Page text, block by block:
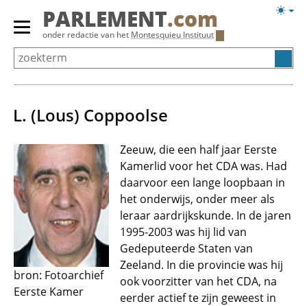
Overslaan
Primair
menu
tonen/verbergen
PARLEMENT.com
onder redactie van het Montesquieu Instituut
L. (Lous) Coppoolse
bron: Fotoarchief
Eerste Kamer
Zeeuw, die een half jaar Eerste
Kamerlid voor het CDA was. Had
daarvoor een lange loopbaan in
het onderwijs, onder meer als
leraar aardrijkskunde. In de jaren
1995-2003 was hij lid van
Gedeputeerde Staten van
Zeeland. In die provincie was hij
ook voorzitter van het CDA, na
eerder actief te zijn geweest in